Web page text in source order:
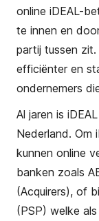
online iDEAL-
te innen en
partij tussen
efficiënter en
ondernemers
Al jaren is
Nederland. Om
kunnen online
banken zoals
(Acquirers), of
(PSP) welke